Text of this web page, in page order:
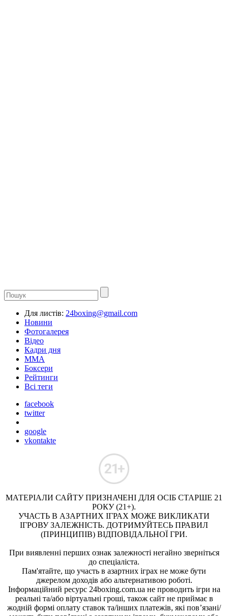
Для листів: 24boxing@gmail.com
Новини
Фотогалерея
Відео
Кадри дня
ММА
Боксери
Рейтинги
Всі теги
facebook
twitter
google
vkontakte
МАТЕРІАЛИ САЙТУ ПРИЗНАЧЕНІ ДЛЯ ОСІБ СТАРШЕ 21
РОКУ (21+).
УЧАСТЬ В АЗАРТНИХ ІГРАХ МОЖЕ ВИКЛИКАТИ
ІГРОВУ ЗАЛЕЖНІСТЬ. ДОТРИМУЙТЕСЬ ПРАВИЛ
(ПРИНЦИПІВ) ВІДПОВІДАЛЬНОЇ ГРИ.
При виявленні перших ознак залежності негайно зверніться
до спеціаліста.
Пам'ятайте, що участь в азартних іграх не може бути
джерелом доходів або альтернативою роботі.
Інформаційний ресурс 24boxing.com.ua не проводить ігри на
реальні та/або віртуальні гроші, також сайт не приймає в
жодній формі оплату ставок та/інших платежів, які пов’язані/